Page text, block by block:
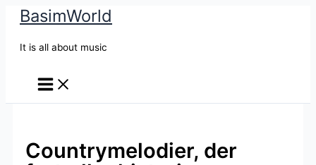
BasimWorld
It is all about music
Countrymelodier, der